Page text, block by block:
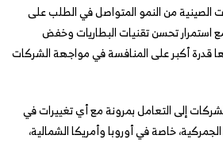
الصينية من النمو المتواصل في الطلب على
مع استمرار تحسن تقنيات البطاريات وخفض
قدرة أكبر على المنافسة في مواجهة الشركات
إلى التعامل بمرونة مع أي تغييرات في
خاصة في أوروبا وأمريكا الشمالية،